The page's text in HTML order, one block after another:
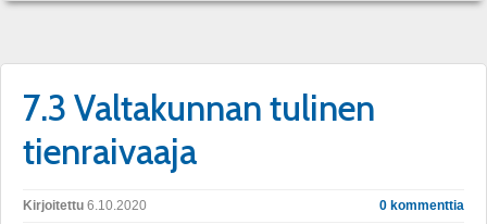
7.3 Valtakunnan tulinen
tienraivaaja
Kirjoitettu 6.10.2020 0 kommenttia